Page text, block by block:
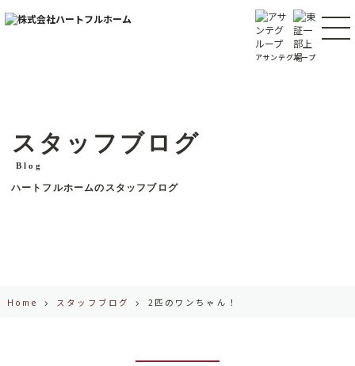
ン
アサンテグループ
スタッフブログ
Blog
ハートフルホームのスタッフブログ
Home スタッフブログ 2匹のワンちゃん！